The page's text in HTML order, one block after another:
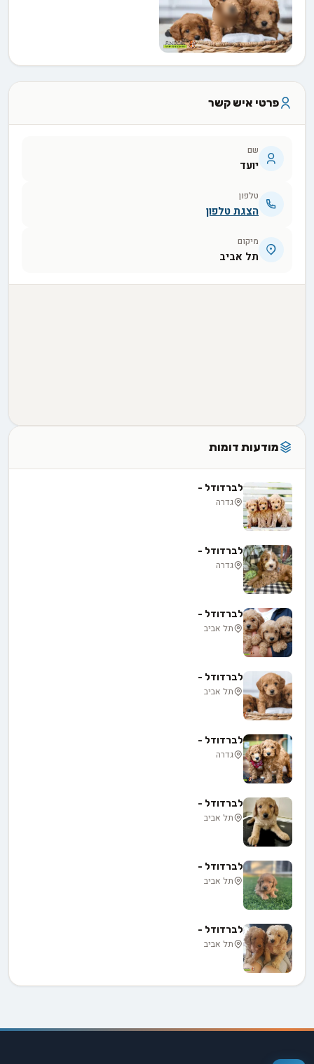
פרטי איש קשר
שם
יועד
טלפון
הצגת טלפון
מיקום
תל אביב
מודעות דומות
לברדודל -
גדרה
לברדודל -
גדרה
לברדודל -
תל אביב
לברדודל -
תל אביב
לברדודל -
גדרה
לברדודל -
תל אביב
לברדודל -
תל אביב
לברדודל -
תל אביב